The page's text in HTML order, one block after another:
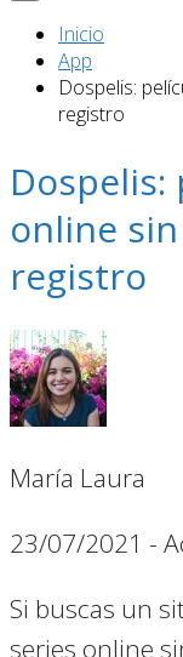
Inicio
App
Dospelis:
registro
Dospelis:
online
registro
María Laura
23/07/2021 -
Si buscas un
series online